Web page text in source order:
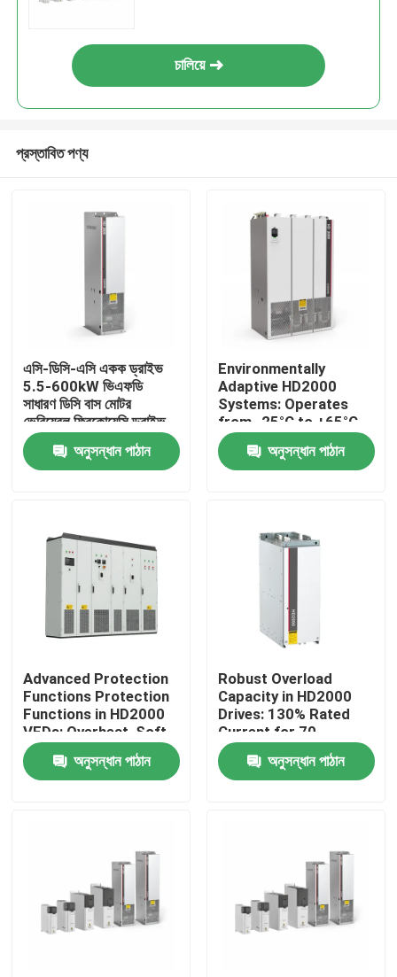
বাড়ি
আমাদের সম্পর্কে
কারখানা পরিদর্শন
গুণমান নিয়ন্ত্রণ
একটি উদ্ধৃতি অনুরোধ করুন
চালিয়ে
প্রস্তাবিত পণ্য
এসি-ডিসি-এসি একক ড্রাইভ
5.5-600kW ভিএফডি
সাধারণ ডিসি বাস মোটর
ভেরিয়েবল ফ্রিকোয়েন্সি ড্রাইভ
লিফটের জন্য
অনুসন্ধান পাঠান
Environmentally
Adaptive HD2000
Systems: Operates
from -25°C to +65°C
and Humidity Up to
85%
অনুসন্ধান পাঠান
Advanced Protection
Functions Protection
Functions in HD2000
VFDs: Overheat, Soft-
Start, and IGBT Safety
অনুসন্ধান পাঠান
Robust Overload
Capacity in HD2000
Drives: 130% Rated
Current for 70
Seconds
অনুসন্ধান পাঠান